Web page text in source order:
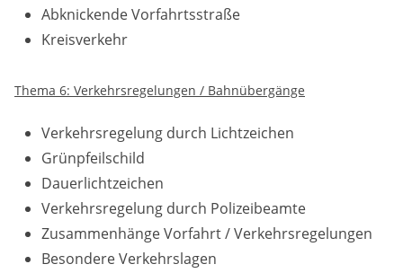
Abknickende Vorfahrtsstraße
Kreisverkehr
Thema 6: Verkehrsregelungen / Bahnübergänge
Verkehrsregelung durch Lichtzeichen
Grünpfeilschild
Dauerlichtzeichen
Verkehrsregelung durch Polizeibeamte
Zusammenhänge Vorfahrt / Verkehrsregelungen
Besondere Verkehrslagen